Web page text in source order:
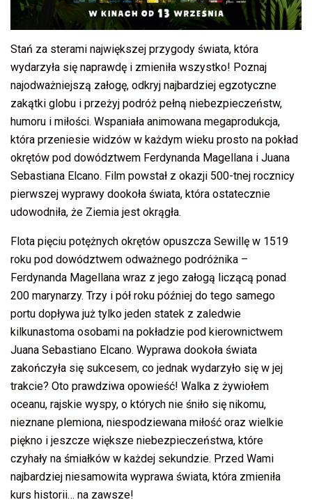
Stań za sterami największej przygody świata, która
wydarzyła się naprawdę i zmieniła wszystko! Poznaj
najodważniejszą załogę, odkryj najbardziej egzotyczne
zakątki globu i przeżyj podróż pełną niebezpieczeństw,
humoru i miłości. Wspaniała animowana megaprodukcja,
która przeniesie widzów w każdym wieku prosto na pokład
okrętów pod dowództwem Ferdynanda Magellana i Juana
Sebastiana Elcano. Film powstał z okazji 500-tnej rocznicy
pierwszej wyprawy dookoła świata, która ostatecznie
udowodniła, że Ziemia jest okrągła.
Flota pięciu potężnych okrętów opuszcza Sewillę w 1519
roku pod dowództwem odważnego podróżnika –
Ferdynanda Magellana wraz z jego załogą liczącą ponad
200 marynarzy. Trzy i pół roku później do tego samego
portu dopływa już tylko jeden statek z zaledwie
kilkunastoma osobami na pokładzie pod kierownictwem
Juana Sebastiano Elcano. Wyprawa dookoła świata
zakończyła się sukcesem, co jednak wydarzyło się w jej
trakcie? Oto prawdziwa opowieść! Walka z żywiołem
oceanu, rajskie wyspy, o których nie śniło się nikomu,
nieznane plemiona, niespodziewana miłość oraz wielkie
piękno i jeszcze większe niebezpieczeństwa, które
czyhały na śmiałków w każdej sekundzie. Przed Wami
najbardziej niesamowita wyprawa świata, która zmieniła
kurs historii… na zawsze!